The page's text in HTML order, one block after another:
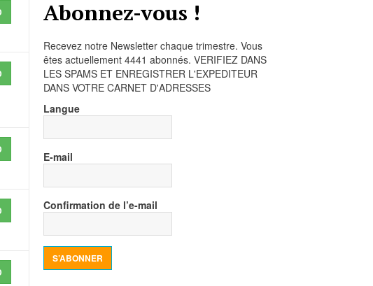
Abonnez-vous !
Recevez notre Newsletter chaque trimestre. Vous
êtes actuellement 4441 abonnés. VERIFIEZ DANS
LES SPAMS ET ENREGISTRER L'EXPEDITEUR
DANS VOTRE CARNET D'ADRESSES
Langue
E-mail
Confirmation de l’e-mail
S’ABONNER